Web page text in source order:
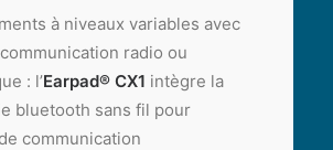
à niveaux variables avec
radio ou
: l’Earpad® CX1 intègre la
bluetooth sans fil pour
communication